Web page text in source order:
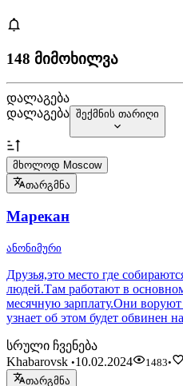
148 მიმოხილვა
დალაგება
დალაგება შექმნის თარიღი
მხოლოდ Moscow
თარგმნა
Марекан
ანონიმური
Друзья,это место где
людей.Там работают в
месячную зарплату.Они
узнает об этом будет обвинен
სრული ჩვენება
Khabarovsk •10.02.2024 1483•
თარგმნა